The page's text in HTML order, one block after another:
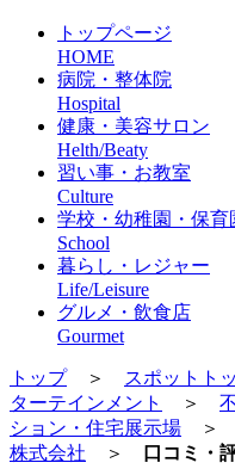
トップページ
HOME
病院・整体院
Hospital
健康・美容サロン
Helth/Beaty
習い事・お教室
Culture
学校・幼稚園・保育
School
暮らし・レジャー
Life/Leisure
グルメ・飲食店
Gourmet
トップ＞ スポットト
ターテインメント
＞
ション・住宅展示場 ＞
株式会社 ＞ 口コミ・